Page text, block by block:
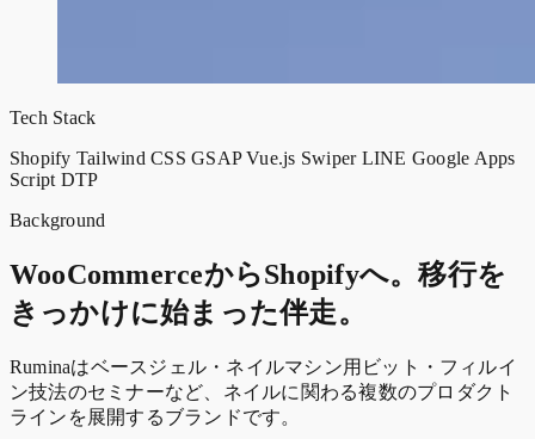
Tech Stack
Shopify Tailwind CSSGSAPVue.js Swiper LINE Google Apps
Script DTP
Background
WooCommerceからShopifyへ。移行を
きっかけに始まった伴走。
Ruminaはベースジェル・ネイルマシン用ビット・フィルイ
ン技法のセミナーなど、ネイルに関わる複数のプロダクト
ラインを展開するブランドです。